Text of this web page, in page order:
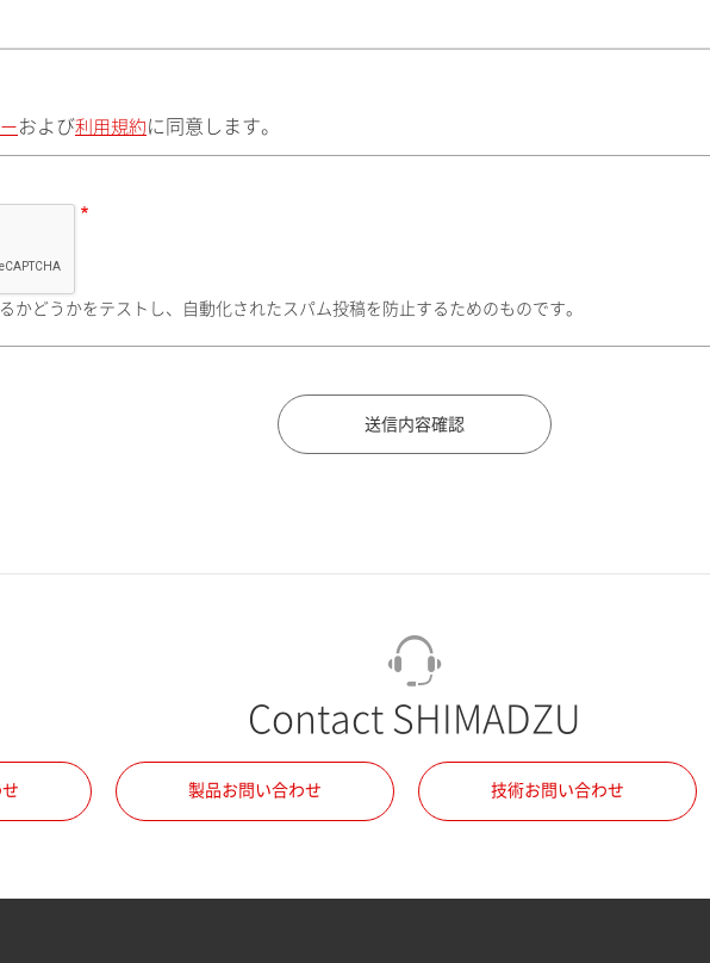
および利用規約 に同意します。
かどうかをテストし、自動化されたスパム投稿を防止するためのものです。
Contact SHIMADZU
製品お問い合わせ 技術お問い合わせ